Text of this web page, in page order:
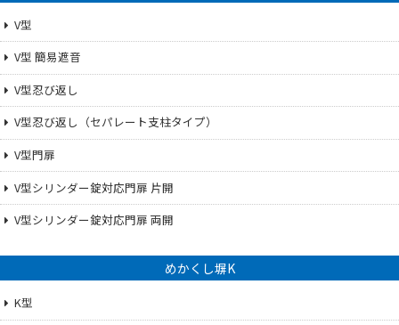
V型
V型 簡易遮音
V型忍び返し
V型忍び返し（セパレート支柱タイプ）
V型門扉
V型シリンダー錠対応門扉 片開
V型シリンダー錠対応門扉 両開
めかくし塀K
K型